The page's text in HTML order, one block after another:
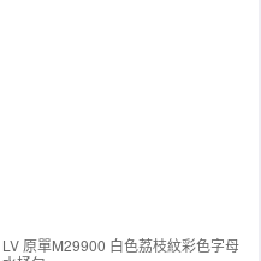
LV 原單M29900 白色荔枝紋彩色字母